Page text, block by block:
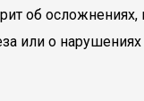
об осложнениях,
или о нарушениях